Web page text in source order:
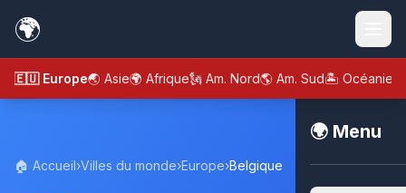
🌍
🇪🇺 Europe🌏 Asie🌍 Afrique🗽 Am. Nord🌎 Am. Sud🏝️ Océanie
🌍 Menu
🏠 Accueil›Villes du monde›Europe›Belgique